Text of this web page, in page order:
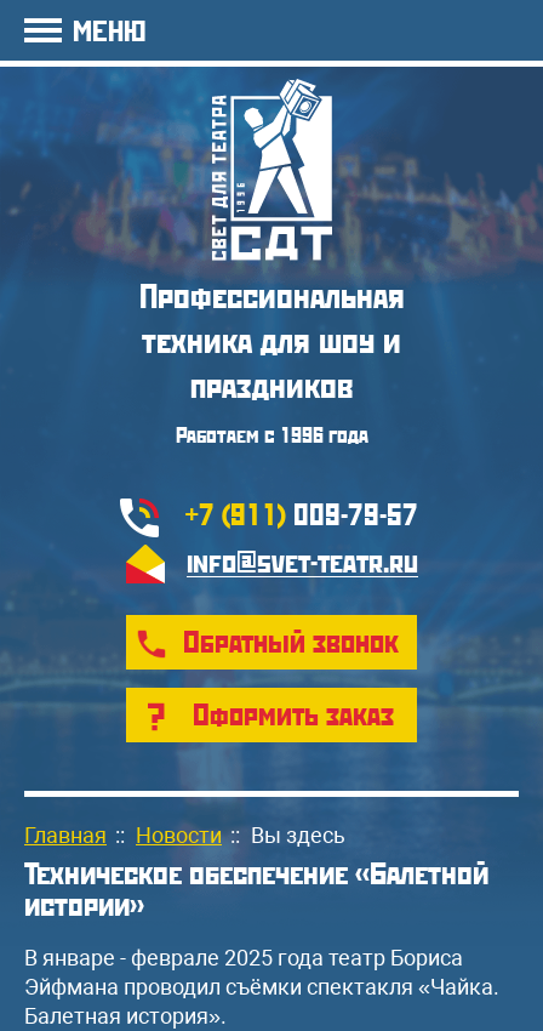
Профессиональная
техника для шоу и
праздников
Работаем с 1996 года
+7 (911) 009-79-57
info@svet-teatr.ru
Обратный звонок
Оформить заказ
Главная :: Новости :: Вы здесь
Техническое обеспечение «Балетной
истории»
В январе - феврале 2025 года театр Бориса
Эйфмана проводил съёмки спектакля «Чайка.
Балетная история».
МЕНЮ